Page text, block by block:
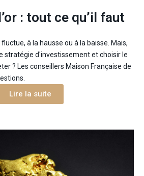
: tout ce qu’il faut
à la hausse ou à la baisse. Mais,
stratégie d'investissement et choisir le
? Les conseillers Maison Française de
Lire la suite